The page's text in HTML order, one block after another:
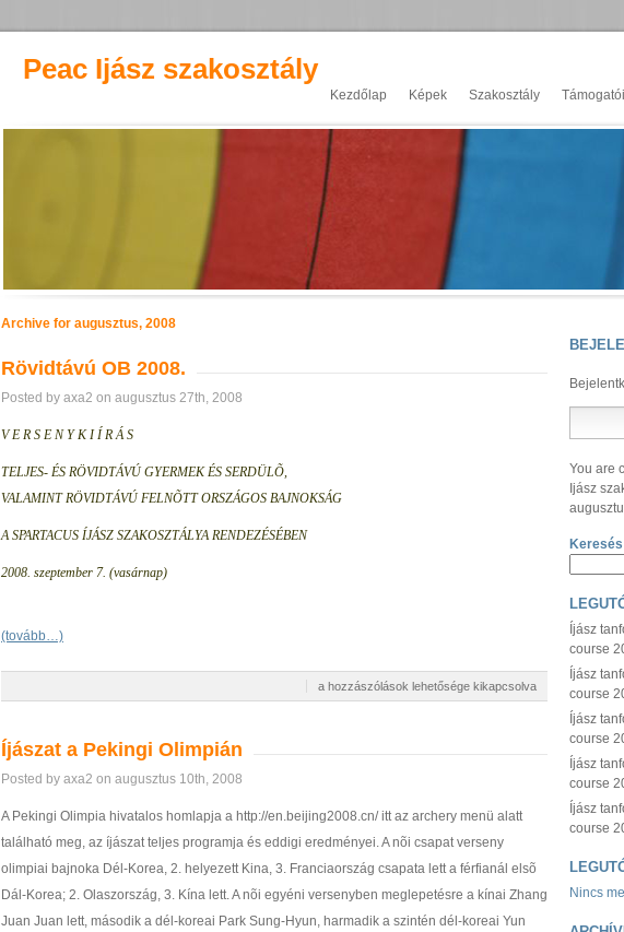
Peac Ijász szakosztály
Kezdőlap Képek Szakosztály
Archive for augusztus, 2008
Rövidtávú OB 2008.
Posted by axa2 on augusztus 27th, 2008
V E R S E N Y K I Í R Á S
TELJES- ÉS RÖVIDTÁVÚ GYERMEK ÉS SERDÜLÕ,
VALAMINT RÖVIDTÁVÚ FELNÕTT ORSZÁGOS BAJNOKSÁG
A SPARTACUS ÍJÁSZ SZAKOSZTÁLYA RENDEZÉSÉBEN
2008. szeptember 7. (vasárnap)
(tovább…)
Rövidtávú
OB
a hozzászólások lehetősége kikapcsolva
Íjászat a Pekingi Olimpián
Posted by axa2 on augusztus 10th, 2008
A Pekingi Olimpia hivatalos homlapja a http://en.beijing2008.cn/ itt az archery menü alatt
található meg, az íjászat teljes programja és eddigi eredményei. A nõi csapat verseny
olimpiai bajnoka Dél-Korea, 2. helyezett Kina, 3. Franciaország csapata lett a férfianál elsõ
Dál-Korea; 2. Olaszország, 3. Kína lett. A nõi egyéni versenyben meglepetésre a kínai Zhang
Juan Juan lett, második a dél-koreai Park Sung-Hyun, harmadik a szintén dél-koreai Yun
You are
Ijász
Keresés
Íjász
course
Íjász
course
Íjász
course
Íjász
course
Íjász
course
Nincs